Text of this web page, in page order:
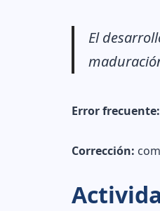
El
Error frecuente:
Corrección: